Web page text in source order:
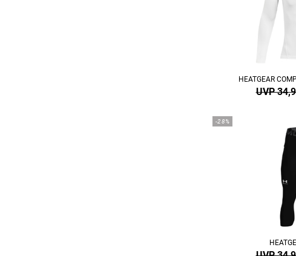
HEATGEAR
UVP
-28%